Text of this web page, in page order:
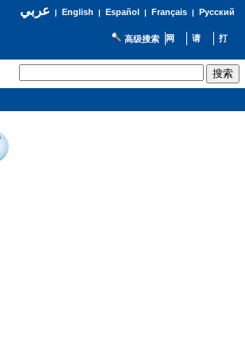
عربي| English | Español | Français| Русский
高级搜索